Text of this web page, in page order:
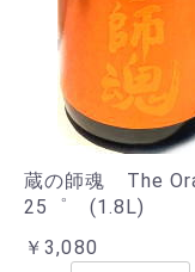
蔵の師魂 The
25゜ (1.8L)
￥3,080